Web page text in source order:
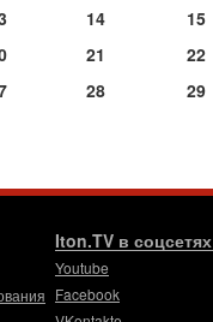
14 15
21 22
28 29
Iton.TV в соцсетях
Youtube
Facebook